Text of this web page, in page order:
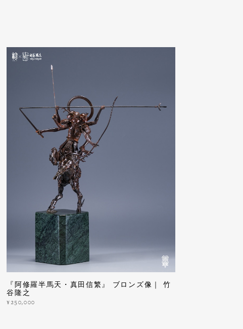
『阿修羅半馬天・真田信繁』 ブロンズ像｜ 竹
谷隆之
¥250,000